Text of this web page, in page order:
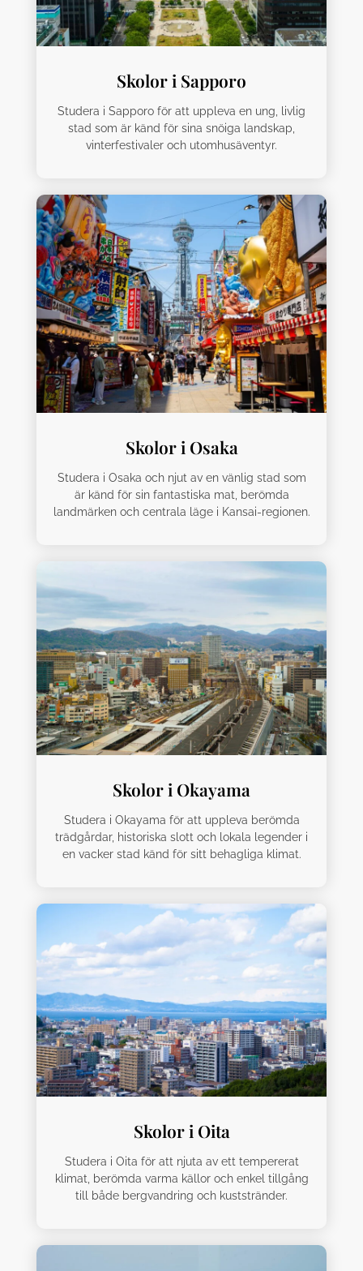
Skolor i Sapporo
Studera i Sapporo för att uppleva en ung, livlig
stad som är känd för sina snöiga landskap,
vinterfestivaler och utomhusäventyr.
Skolor i Osaka
Studera i Osaka och njut av en vänlig stad som
är känd för sin fantastiska mat, berömda
landmärken och centrala läge i Kansai-regionen.
Skolor i Okayama
Studera i Okayama för att uppleva berömda
trädgårdar, historiska slott och lokala legender i
en vacker stad känd för sitt behagliga klimat.
Skolor i Oita
Studera i Oita för att njuta av ett tempererat
klimat, berömda varma källor och enkel tillgång
till både bergvandring och kuststränder.